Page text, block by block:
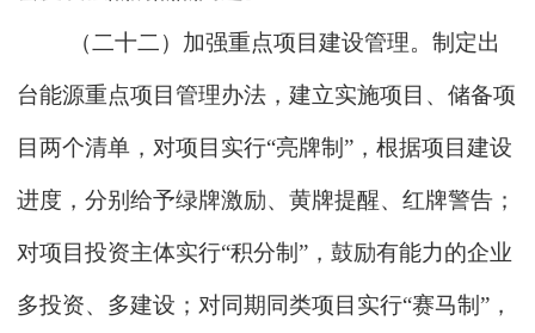
（二十二）加强重点项目建设管理。制定出
台能源重点项目管理办法，建立实施项目、储备项
目两个清单，对项目实行“亮牌制”，根据项目建设
进度，分别给予绿牌激励、黄牌提醒、红牌警告；
对项目投资主体实行“积分制”，鼓励有能力的企业
多投资、多建设；对同期同类项目实行“赛马制”，